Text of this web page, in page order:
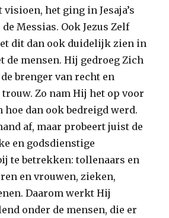
het ging in Jesaja’s
Messias. Ook Jezus Zelf
dit dan ook duidelijk zien in
de mensen. Hij gedroeg Zich
brenger van recht en
Zo nam Hij het op voor
hoe dan ook bedreigd werd.
af, maar probeert juist de
en godsdienstige
te betrekken: tollenaars en
en vrouwen, zieken,
Daarom werkt Hij
onder de mensen, die er